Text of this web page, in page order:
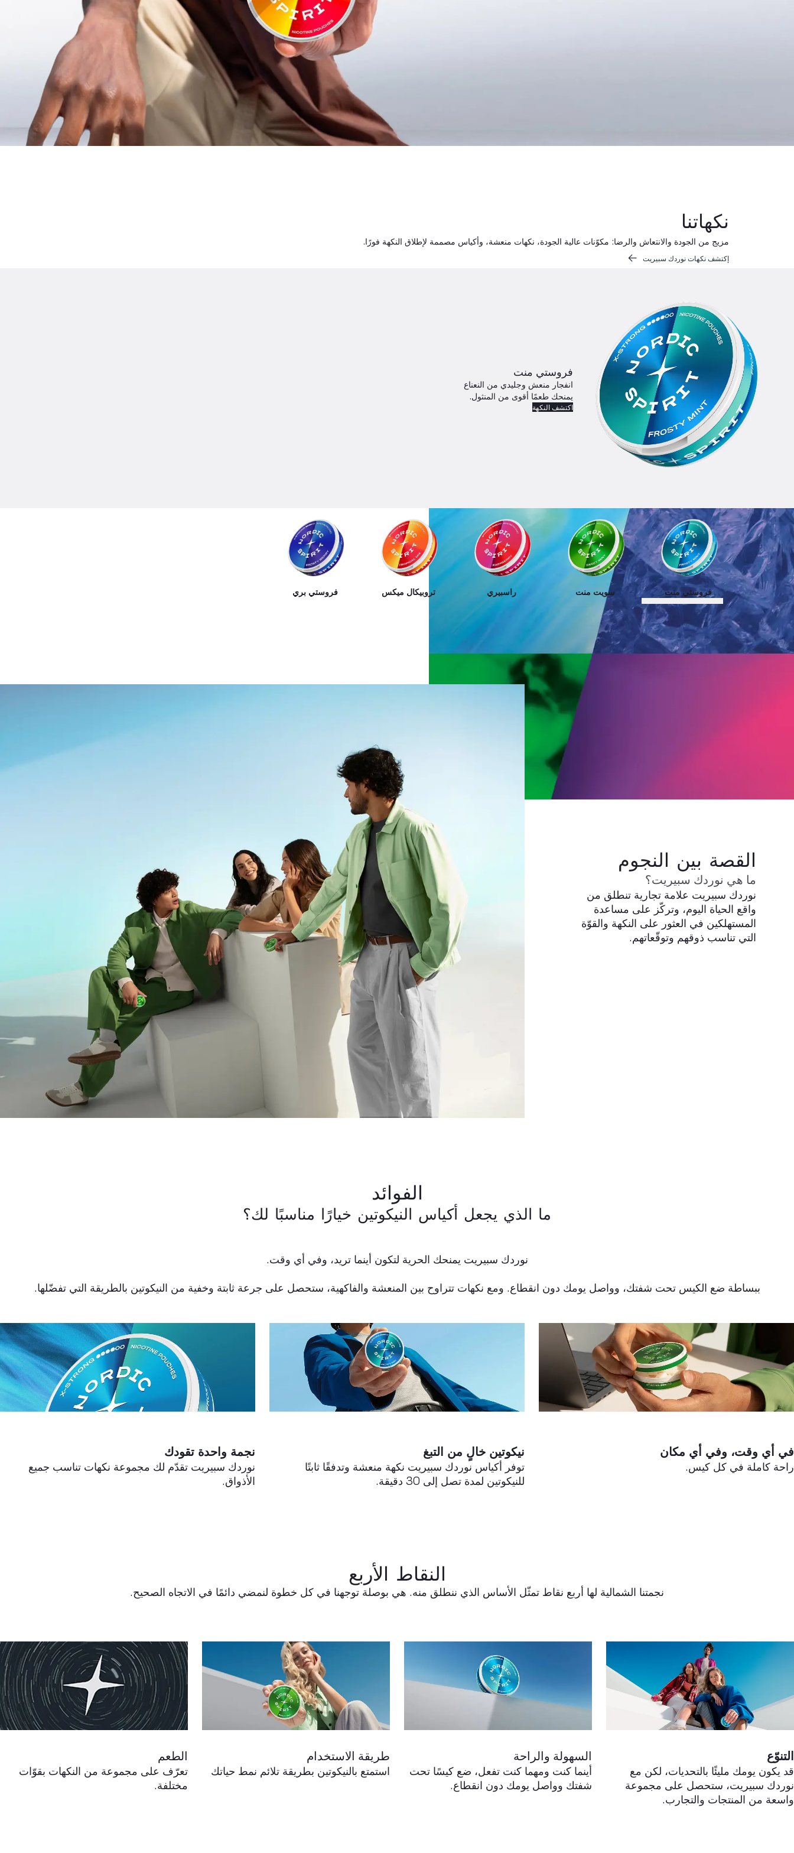
نكهاتنا
مزيج من الجودة والانتعاش والرضا: مكوّنات عالية الجودة، نكهات منعشة، وأكياس مصممة لإطلاق النكهة فورًا.
إكتشف نكهات نوردك سبيريت
فروستي منت
انفجار منعش وجليدي من النعناع
يمنحك طعمًا أقوى من المنثول.
اكتشف النكهة
فروستي منت سويت منت راسبيري تروبيكال ميكس فروستي بري
القصة بين النجوم
ما هي نوردك سبيريت؟
نوردك سبيريت علامة تجارية تنطلق من
واقع الحياة اليوم، وتركّز على مساعدة
المستهلكين في العثور على النكهة والقوّة
التي تناسب ذوقهم وتوقّعاتهم.
الفوائد
ما الذي يجعل أكياس النيكوتين خيارًا مناسبًا لك؟
نوردك سبيريت يمنحك الحرية لتكون أينما تريد، وفي أي وقت.
ببساطة ضع الكيس تحت شفتك، وواصل يومك دون انقطاع. ومع نكهات تتراوح بين المنعشة والفاكهية، ستحصل على جرعة ثابتة وخفية من النيكوتين بالطريقة التي تفضّلها.
في أي وقت، وفي أي مكان
راحة كاملة في كل كيس.
نيكوتين خالٍ من التبغ
توفر أكياس نوردك سبيريت نكهة منعشة وتدفقًا ثابتًا
للنيكوتين لمدة تصل إلى 30 دقيقة.
نجمة واحدة تقودك
نوردك سبيريت تقدّم لك مجموعة نكهات تناسب جميع
الأذواق.
النقاط الأربع
نجمتنا الشمالية لها أربع نقاط تمثّل الأساس الذي ننطلق منه. هي بوصلة توجهنا في كل خطوة لنمضي دائمًا في الاتجاه الصحيح.
التنوّع
قد يكون يومك مليئًا بالتحديات، لكن مع
نوردك سبيريت، ستحصل على مجموعة
واسعة من المنتجات والتجارب.
السهولة والراحة
أينما كنت ومهما كنت تفعل، ضع كيسًا تحت
شفتك وواصل يومك دون انقطاع.
طريقة الاستخدام
استمتع بالنيكوتين بطريقة تلائم نمط حياتك
الطعم
تعرّف على مجموعة من النكهات بقوّات
مختلفة.